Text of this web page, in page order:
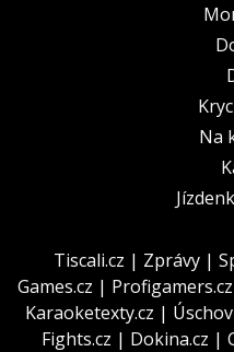
Na
Tiscali.cz | Zprávy |
Games.cz | Profigamers.cz
Karaoketexty.cz |
Fights.cz | Dokina.cz |